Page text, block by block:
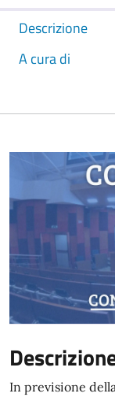
Descrizione
A cura di
In previsione